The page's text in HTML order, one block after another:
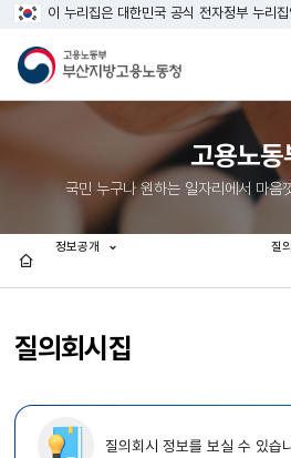
이 누리집은 대한민국 공식 전자정부 누리
고용노동
국민 누구나 원하는 일자리에서 마음
질의회시집
정보공개 질
질의회시 정보를 보실 수 있습